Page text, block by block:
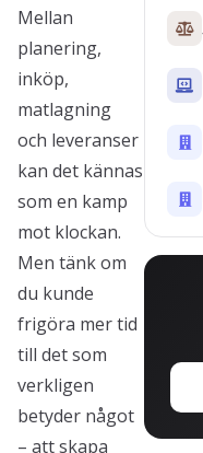
Mellan
planering,
inköp,
matlagning
och leveranser
kan det kännas
som en kamp
mot klockan.
Men tänk om
du kunde
frigöra mer tid
till det som
verkligen
betyder något
– att skapa